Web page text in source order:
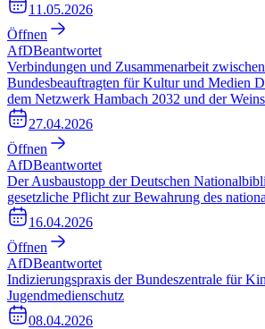
11.05.2026
Öffnen
AfDBeantwortet
Verbindungen und Zusammenarbeit
Bundesbeauftragten für Kultur und Medien
dem Netzwerk Hambach 2032 und der
27.04.2026
Öffnen
AfDBeantwortet
Der Ausbaustopp der Deutschen
gesetzliche Pflicht zur Bewahrung des
16.04.2026
Öffnen
AfDBeantwortet
Indizierungspraxis der Bundeszentrale für
Jugendmedienschutz
08.04.2026